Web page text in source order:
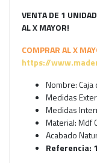
VENTA DE 1
AL X MAYOR!
COMPRAR AL X
https://
Nombre:
Medidas
Medidas
Material: Mdf
Acabado
Referencia: